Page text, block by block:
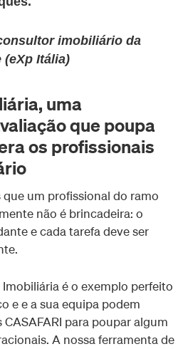
imobiliário da
(eXp Itália)
uma
que poupa
os profissionais
um profissional do ramo
não é brincadeira: o
e cada tarefa deve ser
é o exemplo perfeito
e e a sua equipa podem
para poupar algum
A nossa ferramenta de